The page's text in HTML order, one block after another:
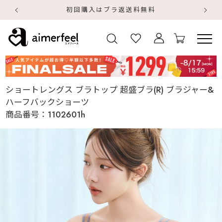
初回購入はブラ返送料無料
ショートレングス ブラトップ 超盛ブラ(R) ブラジャー&
ハーフバックショーツ
商品番号： 1102601h